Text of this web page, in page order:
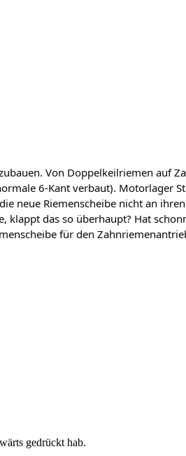
Von Doppelkeilriemen auf
6-Kant verbaut). Motorlager
neue Riemenscheibe nicht an
das so überhaupt? Hat
für den
gedrückt hab.